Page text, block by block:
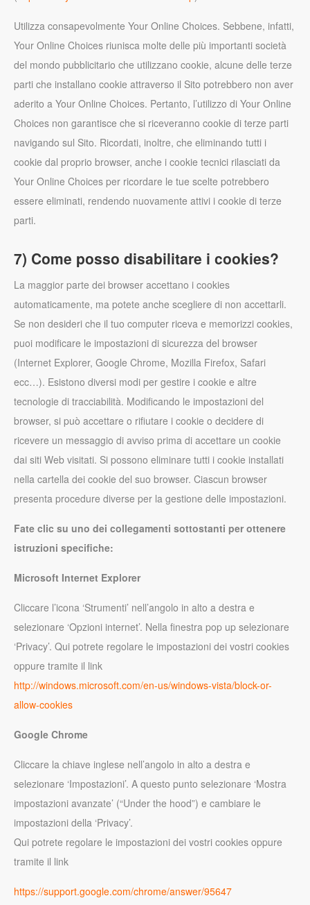
Utilizza consapevolmente Your Online Choices. Sebbene, infatti,
Your Online Choices riunisca molte delle più importanti società
del mondo pubblicitario che utilizzano cookie, alcune delle terze
parti che installano cookie attraverso il Sito potrebbero non aver
aderito a Your Online Choices. Pertanto, l’utilizzo di Your Online
Choices non garantisce che si riceveranno cookie di terze parti
navigando sul Sito. Ricordati, inoltre, che eliminando tutti i
cookie dal proprio browser, anche i cookie tecnici rilasciati da
Your Online Choices per ricordare le tue scelte potrebbero
essere eliminati, rendendo nuovamente attivi i cookie di terze
parti.
7) Come posso disabilitare i cookies?
La maggior parte dei browser accettano i cookies
automaticamente, ma potete anche scegliere di non accettarli.
Se non desideri che il tuo computer riceva e memorizzi cookies,
puoi modificare le impostazioni di sicurezza del browser
(Internet Explorer, Google Chrome, Mozilla Firefox, Safari
ecc…). Esistono diversi modi per gestire i cookie e altre
tecnologie di tracciabilità. Modificando le impostazioni del
browser, si può accettare o rifiutare i cookie o decidere di
ricevere un messaggio di avviso prima di accettare un cookie
dai siti Web visitati. Si possono eliminare tutti i cookie installati
nella cartella dei cookie del suo browser. Ciascun browser
presenta procedure diverse per la gestione delle impostazioni.
Fate clic su uno dei collegamenti sottostanti per ottenere
istruzioni specifiche:
Microsoft Internet Explorer
Cliccare l’icona ‘Strumenti’ nell’angolo in alto a destra e
selezionare ‘Opzioni internet’. Nella finestra pop up selezionare
‘Privacy’. Qui potrete regolare le impostazioni dei vostri cookies
oppure tramite il link
http://windows.microsoft.com/en-us/windows-vista/block-or-
allow-cookies
Google Chrome
Cliccare la chiave inglese nell’angolo in alto a destra e
selezionare ‘Impostazioni’. A questo punto selezionare ‘Mostra
impostazioni avanzate’ (“Under the hood”) e cambiare le
impostazioni della ‘Privacy’.
Qui potrete regolare le impostazioni dei vostri cookies oppure
tramite il link
https://support.google.com/chrome/answer/95647